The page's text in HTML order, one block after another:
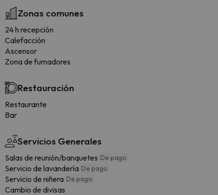
Zonas comunes
24 h recepción
Calefacción
Ascensor
Zona de fumadores
Restauración
Restaurante
Bar
Servicios Generales
Salas de reunión/banquetes De pago
Servicio de lavandería De pago
Servicio de niñera De pago
Cambio de divisas